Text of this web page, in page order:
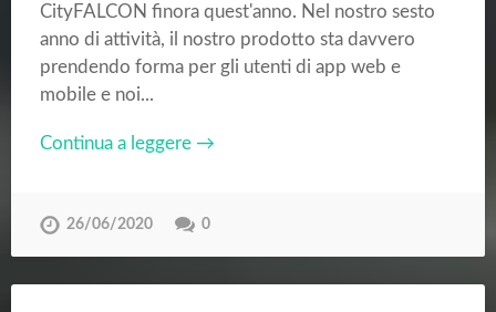
CityFALCON finora quest'anno. Nel nostro sesto
anno di attività, il nostro prodotto sta davvero
prendendo forma per gli utenti di app web e
mobile e noi...
Continua a leggere →
26/06/2020 0